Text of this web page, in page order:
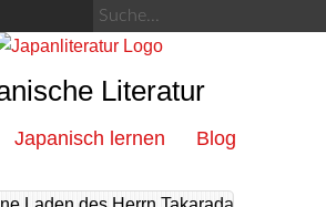
Literatur
Japanisch lernen Blog